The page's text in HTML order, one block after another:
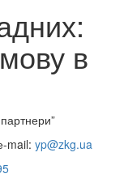
в
mail: yp@zkg.ua